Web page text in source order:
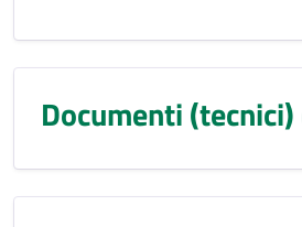
Documenti